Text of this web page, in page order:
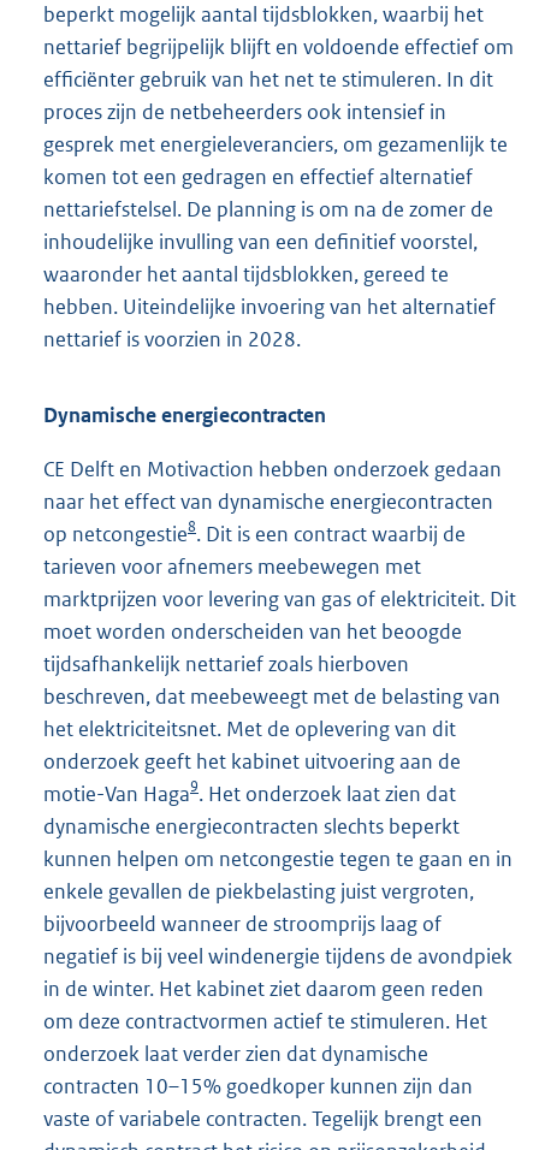
beperkt mogelijk aantal tijdsblokken, waarbij het
nettarief begrijpelijk blijft en voldoende effectief om
efficiënter gebruik van het net te stimuleren. In dit
proces zijn de netbeheerders ook intensief in
gesprek met energieleveranciers, om gezamenlijk te
komen tot een gedragen en effectief alternatief
nettariefstelsel. De planning is om na de zomer de
inhoudelijke invulling van een definitief voorstel,
waaronder het aantal tijdsblokken, gereed te
hebben. Uiteindelijke invoering van het alternatief
nettarief is voorzien in 2028.
Dynamische energiecontracten
CE Delft en Motivaction hebben onderzoek gedaan
naar het effect van dynamische energiecontracten
op netcongestie8. Dit is een contract waarbij de
tarieven voor afnemers meebewegen met
marktprijzen voor levering van gas of elektriciteit. Dit
moet worden onderscheiden van het beoogde
tijdsafhankelijk nettarief zoals hierboven
beschreven, dat meebeweegt met de belasting van
het elektriciteitsnet. Met de oplevering van dit
onderzoek geeft het kabinet uitvoering aan de
motie-Van Haga9. Het onderzoek laat zien dat
dynamische energiecontracten slechts beperkt
kunnen helpen om netcongestie tegen te gaan en in
enkele gevallen de piekbelasting juist vergroten,
bijvoorbeeld wanneer de stroomprijs laag of
negatief is bij veel windenergie tijdens de avondpiek
in de winter. Het kabinet ziet daarom geen reden
om deze contractvormen actief te stimuleren. Het
onderzoek laat verder zien dat dynamische
contracten 10–15% goedkoper kunnen zijn dan
vaste of variabele contracten. Tegelijk brengt een